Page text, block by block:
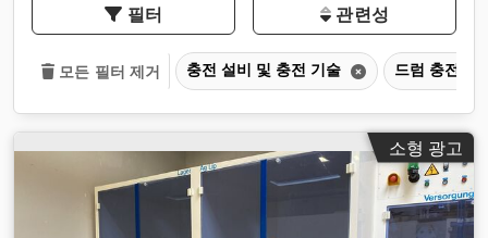
필터 관련성
모든 필터 제거 충전 설비 및 충전 기술 드럼 충전 시
소형 광고